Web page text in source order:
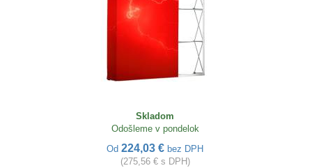
Skladom
Odošleme v pondelok
Od 224,03 € bez DPH
(275,56 € s DPH)